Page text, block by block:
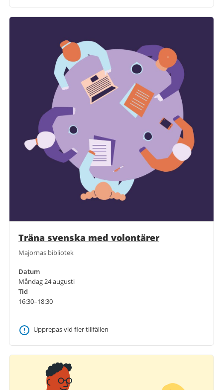
Träna svenska med volontärer
Majornas bibliotek
Datum
Måndag 24 augusti
Tid
16:30–18:30
Upprepas vid fler tillfällen